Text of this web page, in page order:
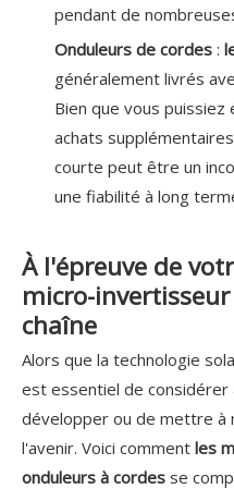
pendant de
Onduleurs de cordes :
généralement livrés
Bien que vous
achats
courte peut être un
une fiabilité à long
À l'épreuve de
micro-
chaîne
Alors que la technologie
est essentiel de considérer
développer ou de mettre à
l'avenir. Voici comment les
onduleurs à cordes se